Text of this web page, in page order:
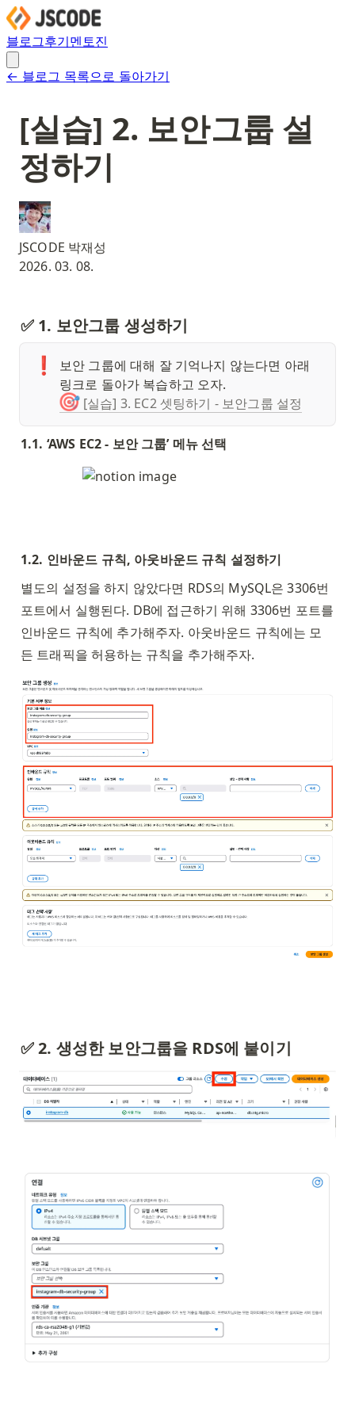
블로그후기멘토진
← 블로그 목록으로 돌아가기
[실습] 2. 보안그룹 설
정하기
JSCODE 박재성
2026. 03. 08.
✅ 1. 보안그룹 생성하기
❗
보안 그룹에 대해 잘 기억나지 않는다면 아래
🎯 [실습] 3. EC2 셋팅하기 - 보안그룹 설정
1.1. ‘AWS EC2 - 보안 그룹’ 메뉴 선택
1.2. 인바운드 규칙, 아웃바운드 규칙 설정하기
별도의 설정을 하지 않았다면 RDS의 MySQL은 3306번
포트에서 실행된다. DB에 접근하기 위해 3306번 포트를
인바운드 규칙에 추가해주자. 아웃바운드 규칙에는 모
든 트래픽을 허용하는 규칙을 추가해주자.
✅ 2. 생성한 보안그룹을 RDS에 붙이기